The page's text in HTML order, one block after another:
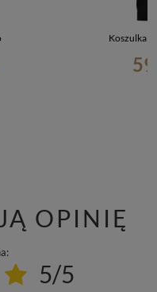
Koszulka
OPINIĘ
5/5